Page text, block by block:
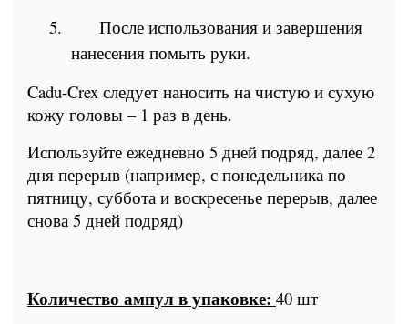
5.
После использования и завершения
нанесения помыть руки.
Cadu-Crex следует наносить на чистую и сухую
кожу головы – 1 раз в день.
Используйте ежедневно 5 дней подряд, далее 2
дня перерыв (например, с понедельника по
пятницу, суббота и воскресенье перерыв, далее
снова 5 дней подряд)
Количество ампул в упаковке: 40 шт